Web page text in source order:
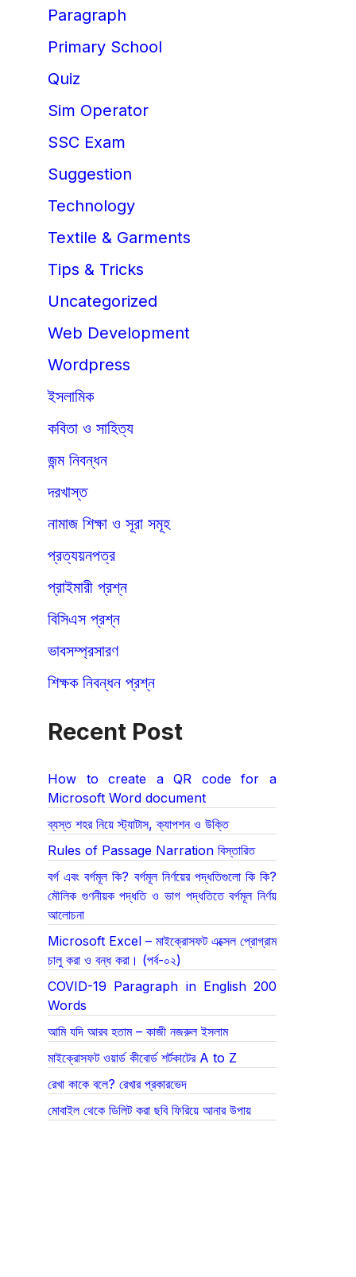
Paragraph
Primary School
Quiz
Sim Operator
SSC Exam
Suggestion
Technology
Textile & Garments
Tips & Tricks
Uncategorized
Web Development
Wordpress
ইসলামিক
কবিতা ও সাহিত্য
জন্ম নিবন্ধন
দরখাস্ত
নামাজ শিক্ষা ও সূরা সমূহ
প্রত্যয়নপত্র
প্রাইমারী প্রশ্ন
বিসিএস প্রশ্ন
ভাবসম্প্রসারণ
শিক্ষক নিবন্ধন প্রশ্ন
Recent Post
How to create a QR code for a
Microsoft Word document
ব্যস্ত শহর নিয়ে স্ট্যাটাস, ক্যাপশন ও উক্তি
Rules of Passage Narration বিস্তারিত
বর্গ এবং বর্গমূল কি? বর্গমূল নির্ণয়ের পদ্ধতিগুলো কি কি?
মৌলিক গুণনীয়ক পদ্ধতি ও ভাগ পদ্ধতিতে বর্গমূল নির্ণয়
আলোচনা
Microsoft Excel – মাইক্রোসফট এক্সেল প্রোগ্রাম
চালু করা ও বন্ধ করা। (পর্ব-০২)
COVID-19 Paragraph in English 200
Words
আমি যদি আরব হতাম – কাজী নজরুল ইসলাম
মাইক্রোসফট ওয়ার্ড কীবোর্ড শর্টকাটের A to Z
রেখা কাকে বলে? রেখার প্রকারভেদ
মোবাইল থেকে ডিলিট করা ছবি ফিরিয়ে আনার উপায়